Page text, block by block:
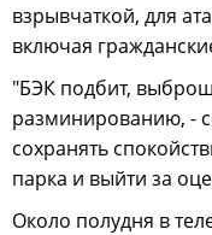
взрывчаткой, для
включая
"БЭК подбит,
разминированию, -
сохранять
парка и выйти за
Около полудня в